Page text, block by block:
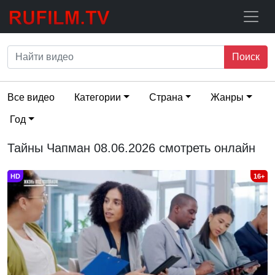
Поиск
Все видео Категории Страна Жанры
Год
Тайны Чапман 08.06.2026 смотреть онлайн
HD 16+